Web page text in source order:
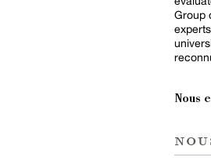
Group
Nous